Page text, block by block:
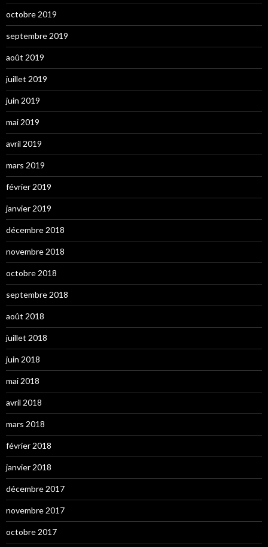
octobre 2019
septembre 2019
août 2019
juillet 2019
juin 2019
mai 2019
avril 2019
mars 2019
février 2019
janvier 2019
décembre 2018
novembre 2018
octobre 2018
septembre 2018
août 2018
juillet 2018
juin 2018
mai 2018
avril 2018
mars 2018
février 2018
janvier 2018
décembre 2017
novembre 2017
octobre 2017